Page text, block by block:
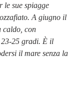
le sue spiagge
A giugno il
caldo, con
25 gradi. È il
il mare senza la